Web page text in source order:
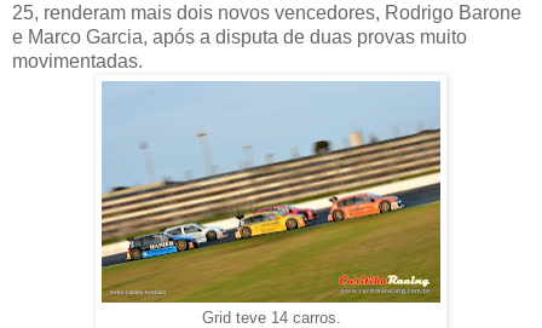
25, renderam mais dois novos vencedores, Rodrigo Barone
e Marco Garcia, após a disputa de duas provas muito
movimentadas.
Grid teve 14 carros.